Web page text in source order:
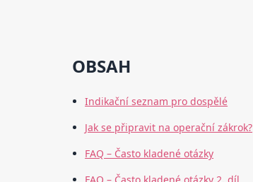
OBSAH
Indikační seznam pro dospělé
Jak se připravit na operační zákrok?
FAQ – Často kladené otázky